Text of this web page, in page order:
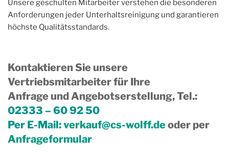
Unsere geschulten Mitarbeiter verstehen die besonderen
Anforderungen jeder Unterhaltsreinigung und garantieren
höchste Qualitätsstandards.
Kontaktieren Sie unsere
Vertriebsmitarbeiter für Ihre
Anfrage und Angebotserstellung, Tel.:
02333 – 60 92 50
Per E-Mail:verkauf@cs-wolff.deoder per
Anfrageformular